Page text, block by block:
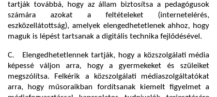
tartják továbbá, hogy az állam biztosítsa a pedagógusok
számára azokat a feltételeket (internetelérés,
eszközellátottság), amelyek elengedhetetlenek ahhoz, hogy
maguk is lépést tartsanak a digitális technika fejlődésével.
C. Elengedhetetlennek tartják, hogy a közszolgálati média
képessé váljon arra, hogy a gyermekeket és szüleiket
megszólítsa. Felkérik a közszolgálati médiaszolgáltatókat
arra, hogy műsoraikban fordítsanak kiemelt figyelmet a